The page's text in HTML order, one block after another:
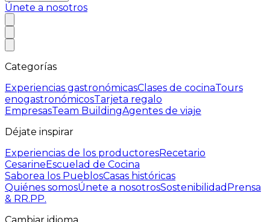
Únete a nosotros
Categorías
Experiencias gastronómicasClases de cocinaTours
enogastronómicosTarjeta regalo
EmpresasTeam BuildingAgentes de viaje
Déjate inspirar
Experiencias de los productoresRecetario
CesarineEscuelad de Cocina
Saborea los PueblosCasas históricas
Quiénes somosÚnete a nosotrosSostenibilidad Prensa
& RR.PP.